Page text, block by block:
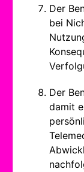
Der
bei
Der
damit